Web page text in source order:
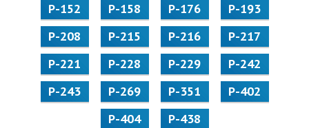
Р-152
Р-158 Р-176
Р-193
Р-208
Р-215 Р-216
Р-217
Р-221
Р-228 Р-229
Р-242
Р-243
Р-269 Р-351
Р-402
Р-404
Р-438